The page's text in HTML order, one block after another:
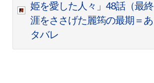
姫を愛した人々」48話（最
涯をささげた麗筠の最期＝
タバレ